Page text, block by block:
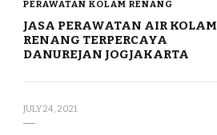
PERAWATAN KOLAM RENANG
JASA PERAWATAN AIR KOLAM
RENANG TERPERCAYA
DANUREJAN JOGJAKARTA
JULY 24, 2021